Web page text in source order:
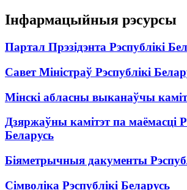
Інфармацыйныя рэсурсы
Партал Прэзідэнта Рэспублікі
Савет Міністраў Рэспублікі
Мінскі абласны выканаўчы
Дзяржаўны камітэт па маёмасці
Беларусь
Біяметрычныя дакументы
Сімволіка Рэспублікі Беларусь